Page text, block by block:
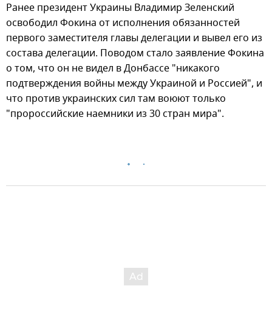
Ранее президент Украины Владимир Зеленский
освободил Фокина от исполнения обязанностей
первого заместителя главы делегации и вывел его из
состава делегации. Поводом стало заявление Фокина
о том, что он не видел в Донбассе "никакого
подтверждения войны между Украиной и Россией", и
что против украинских сил там воюют только
"пророссийские наемники из 30 стран мира".